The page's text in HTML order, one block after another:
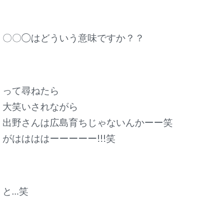
〇〇◯はどういう意味ですか？？
って尋ねたら
大笑いされながら
出野さんは広島育ちじゃないんかーー笑
がははははーーーーー!!!笑
と…笑